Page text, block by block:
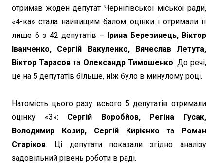
отримав жоден депутат Чернігівської міської ради,
«4-ка» стала найвищим балом оцінки і отримали її
лише 6 з 42 депутатів –
Ірина Березинець, Віктор
Іванченко, Сергій Вакуленко, Вячеслав Летута,
Віктор Тарасов та Олександр Тимошенко. До речі,
це на 5 депутатів більше, ніж було в минулому році.
Натомість цього разу всього 5 депутатів отримали
оцінку «3»: Сергій Воробйов, Регіна Гусак,
Володимир Козир, Сергій Кирієнкота
Роман
Старіков. Ці депутати показали згідно аналізу
задовільний рівень роботи в раді.